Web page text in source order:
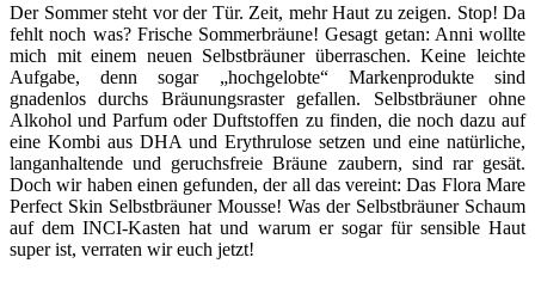
Der Sommer steht vor der Tür. Zeit, mehr Haut zu zeigen. Stop! Da
fehlt noch was? Frische Sommerbräune! Gesagt getan: Anni wollte
mich mit einem neuen Selbstbräuner überraschen. Keine leichte
Aufgabe, denn sogar „hochgelobte“ Markenprodukte sind
gnadenlos durchs Bräunungsraster gefallen. Selbstbräuner ohne
Alkohol und Parfum oder Duftstoffen zu finden, die noch dazu auf
eine Kombi aus DHA und Erythrulose setzen und eine natürliche,
langanhaltende und geruchsfreie Bräune zaubern, sind rar gesät.
Doch wir haben einen gefunden, der all das vereint: Das Flora Mare
Perfect Skin Selbstbräuner Mousse! Was der Selbstbräuner Schaum
auf dem INCI-Kasten hat und warum er sogar für sensible Haut
super ist, verraten wir euch jetzt!